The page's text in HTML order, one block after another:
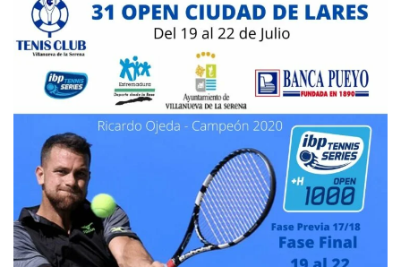
ESCALONA GIL, F. 31
ISQUERO DAVID, I. 66
BULNES GARRORENA, F. 726
OWEN ENDLER, M. 563
BARRERO BRAVO, D. 21